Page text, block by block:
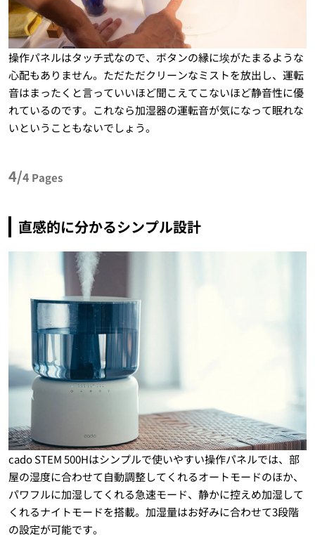
操作パネルはタッチ式なので、ボタンの縁に埃がたまるような
心配もありません。ただただクリーンなミストを放出し、運転
音はまったくと言っていいほど聞こえてこないほど静音性に優
れているのです。これなら加湿器の運転音が気になって眠れな
いということもないでしょう。
4/4 Pages
直感的に分かるシンプル設計
cado STEM 500Hはシンプルで使いやすい操作パネルでは、部
屋の湿度に合わせて自動調整してくれるオートモードのほか、
パワフルに加湿してくれる急速モード、静かに控えめ加湿して
くれるナイトモードを搭載。加湿量はお好みに合わせて3段階
の設定が可能です。